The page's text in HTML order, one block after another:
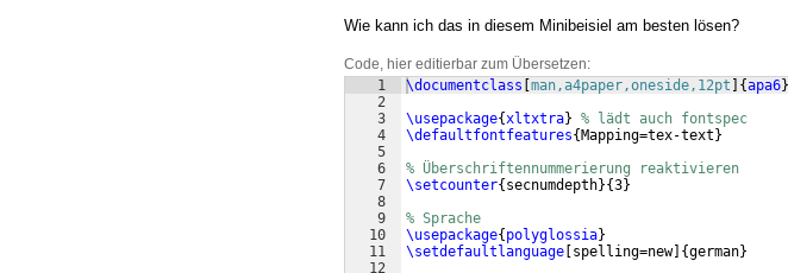
Wie kann ich das in diesem Minibeisiel am besten lösen?
Code, hier editierbar zum Übersetzen:
1
2
3
4
5
6
7
8
9
10
11
12
\documentclass man,a4paper,oneside,12pt {apa6}
\usepackage{xltxtra} % lädt auch fontspec
\defaultfontfeatures{ Mapping=tex-text }
% Überschriftennummerierung reaktivieren
\setcounter{ secnumdepth}{3}
% Sprache
\usepackage{ polyglossia}
\setdefaultlanguage spelling=new] {german}